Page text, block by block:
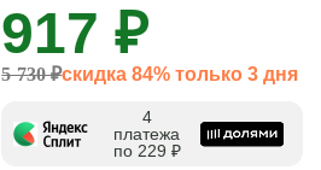
917 ₽
5 730 ₽скидка 84% только 3 дня
4
платежа
по 229 ₽